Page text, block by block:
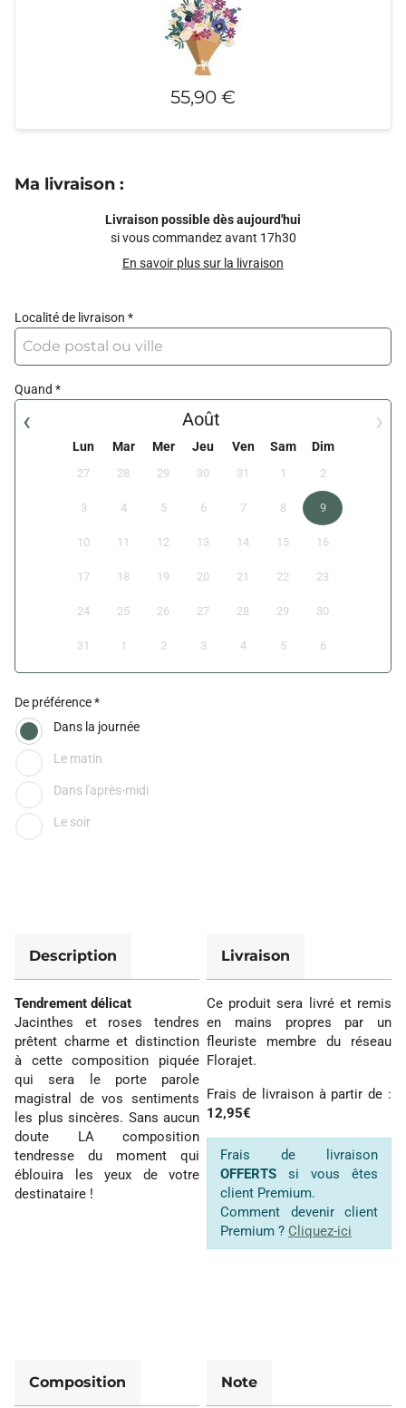
55,90 €
Ma livraison :
Livraison possible dès aujourd'hui
si vous commandez avant 17h30
En savoir plus sur la livraison
Localité de livraison
Quand
‹ ›
Août
Lun Mar Mer Jeu Ven Sam Dim
27 28 29 30 31 1 2
3 4 5 6 7 8 9
10 11 12 13 14 15 16
17 18 19 20 21 22 23
24 25 26 27 28 29 30
31 1 2 3 4 5 6
De préférence
Dans la journée
Le matin
Dans l'après-midi
Le soir
Description
Tendrement délicat
Jacinthes et roses tendres
prêtent charme et distinction
à cette composition piquée
qui sera le porte parole
magistral de vos sentiments
les plus sincères. Sans aucun
doute LA composition
tendresse du moment qui
éblouira les yeux de votre
destinataire !
Livraison
Ce produit sera livré et remis
en mains propres par un
fleuriste membre du réseau
Florajet.
Frais de livraison à partir de :
12,95€
Frais de livraison
OFFERTS si vous êtes
client Premium.
Comment devenir client
Premium ? Cliquez-ici
Composition Note